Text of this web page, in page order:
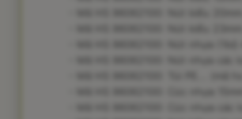
- Mã HS 96062100: Nút kiểu
- Mã HS 96062100: Nút kiểu
- Mã HS 96062100: Nút nhựa
- Mã HS 96062100: Túi PE... (mã
- Mã HS 96062100: Cúc nhựa
- Mã HS 96062100: Cúc nhựa